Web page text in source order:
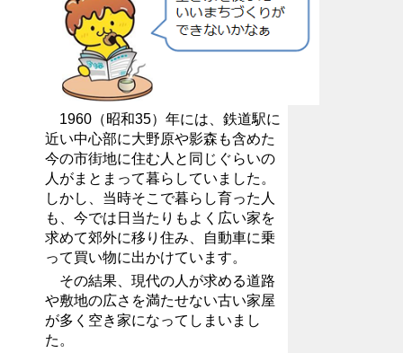
1960（昭和35）年には、鉄道駅に
近い中心部に大野原や影森も含めた
今の市街地に住む人と同じぐらいの
人がまとまって暮らしていました。
しかし、当時そこで暮らし育った人
も、今では日当たりもよく広い家を
求めて郊外に移り住み、自動車に乗
って買い物に出かけています。
その結果、現代の人が求める道路
や敷地の広さを満たせない古い家屋
が多く空き家になってしまいまし
た。